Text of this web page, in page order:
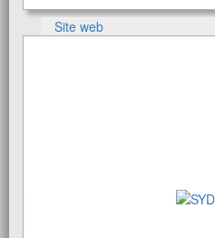
Site web